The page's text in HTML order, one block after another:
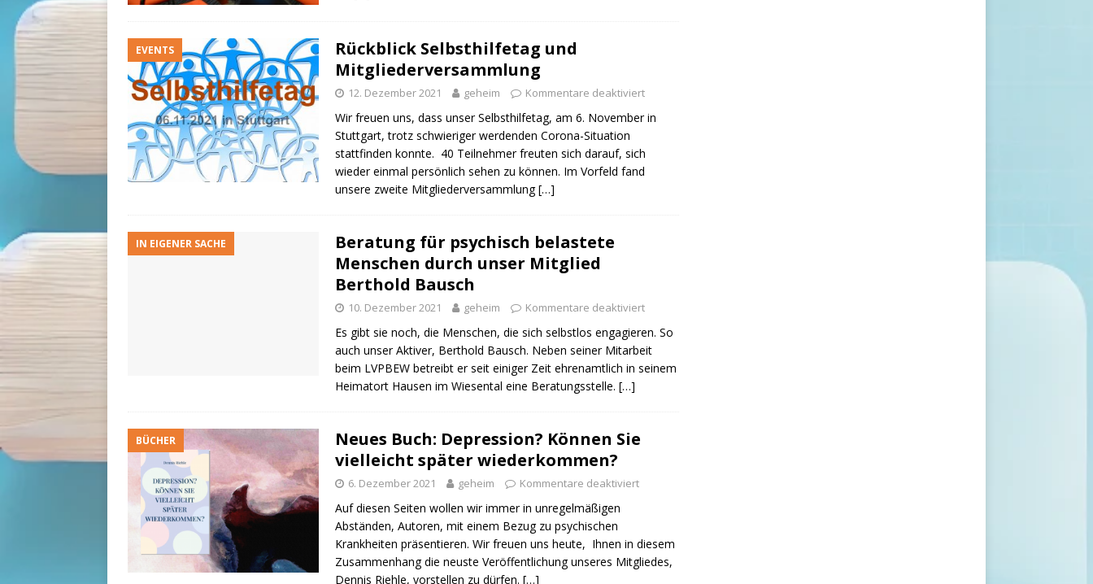
EVENTS
Rückblick Selbsthilfetag und
Mitgliederversammlung
12. Dezember 2021 geheim Kommentare deaktiviert
Wir freuen uns, dass unser Selbsthilfetag, am 6. November in
Stuttgart, trotz schwieriger werdenden Corona-Situation
stattfinden konnte. 40 Teilnehmer freuten sich darauf, sich
wieder einmal persönlich sehen zu können. Im Vorfeld fand
unsere zweite Mitgliederversammlung[…]
IN EIGENER SACHE
Beratung für psychisch belastete
Menschen durch unser Mitglied
Berthold Bausch
10. Dezember 2021 geheim Kommentare deaktiviert
Es gibt sie noch, die Menschen, die sich selbstlos engagieren. So
auch unser Aktiver, Berthold Bausch. Neben seiner Mitarbeit
beim LVPBEW betreibt er seit einiger Zeit ehrenamtlich in seinem
Heimatort Hausen im Wiesental eine Beratungsstelle. […]
BÜCHER
Neues Buch: Depression? Können Sie
vielleicht später wiederkommen?
6. Dezember 2021 geheim Kommentare deaktiviert
Auf diesen Seiten wollen wir immer in unregelmäßigen
Abständen, Autoren, mit einem Bezug zu psychischen
Krankheiten präsentieren. Wir freuen uns heute, Ihnen in diesem
Zusammenhang die neuste Veröffentlichung unseres Mitgliedes,
Dennis Riehle, vorstellen zu dürfen. […]